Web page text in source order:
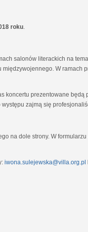
roku
salonów literackich na
W ramach
koncertu prezentowane
zajmą się
na dole strony. W
iwona.sulejewska@villa.org.pl